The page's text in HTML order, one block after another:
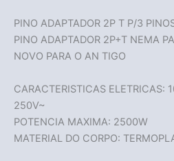
PINO ADAPTADOR 2P T P/3
PINO ADAPTADOR 2P+T NEMA
NOVO PARA O AN TIGO
CARACTERISTICAS ELETRICAS:
250V~
POTENCIA MAXIMA: 2500W
MATERIAL DO CORPO: